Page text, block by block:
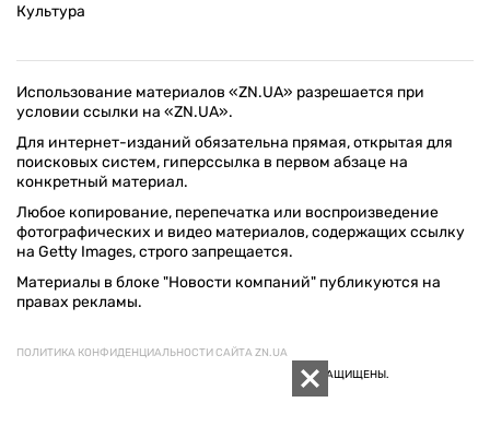
Культура
Использование материалов «ZN.UA» разрешается при
условии ссылки на «ZN.UA».
Для интернет-изданий обязательна прямая, открытая для
поисковых систем, гиперссылка в первом абзаце на
конкретный материал.
Любое копирование, перепечатка или воспроизведение
фотографических и видео материалов, содержащих ссылку
на Getty Images, строго запрещается.
Материалы в блоке "Новости компаний" публикуются на
правах рекламы.
ПОЛИТИКА КОНФИДЕНЦИАЛЬНОСТИ САЙТА ZN.UA
© 1994–2026 «ЗЕРКАЛО НЕДЕЛИ. УКРАИНА». ВСЕ ПРАВА ЗАЩИЩЕНЫ.